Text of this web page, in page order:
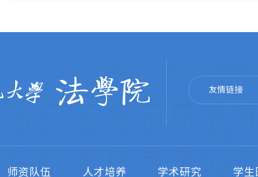
友情链接
师资队伍 人才培养 学术研究 学生